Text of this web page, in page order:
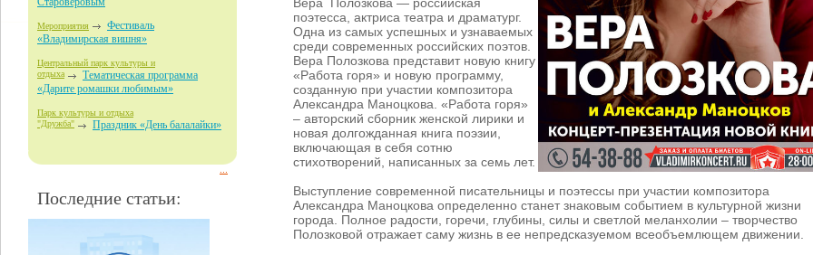
Мероприятия
Фестиваль
«Владимирская вишня»
Центральный парк культуры и
отдыха
Тематическая программа
«Дарите ромашки любимым»
Парк культуры и отдыха
"Дружба" Праздник «День балалайки»
Последние статьи:
поэтесса, актриса театра и драматург.
Одна из самых успешных и узнаваемых
среди современных российских поэтов.
Вера Полозкова представит новую книгу
«Работа горя» и новую программу,
созданную при участии композитора
Александра Маноцкова. «Работа горя»
– авторский сборник женской лирики и
новая долгожданная книга поэзии,
включающая в себя сотню
стихотворений, написанных за семь лет.
Выступление современной писательницы и поэтессы при участии композитора
Александра Маноцкова определенно станет знаковым событием в культурной жизни
города. Полное радости, горечи, глубины, силы и светлой меланхолии – творчество
Полозковой отражает саму жизнь в ее непредсказуемом всеобъемлющем движении.